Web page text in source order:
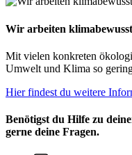
Wir arbeiten
Mit vielen konkreten
Umwelt und Klima so
Hier findest du weitere
Benötigst du Hilfe zu
gerne deine Fragen.